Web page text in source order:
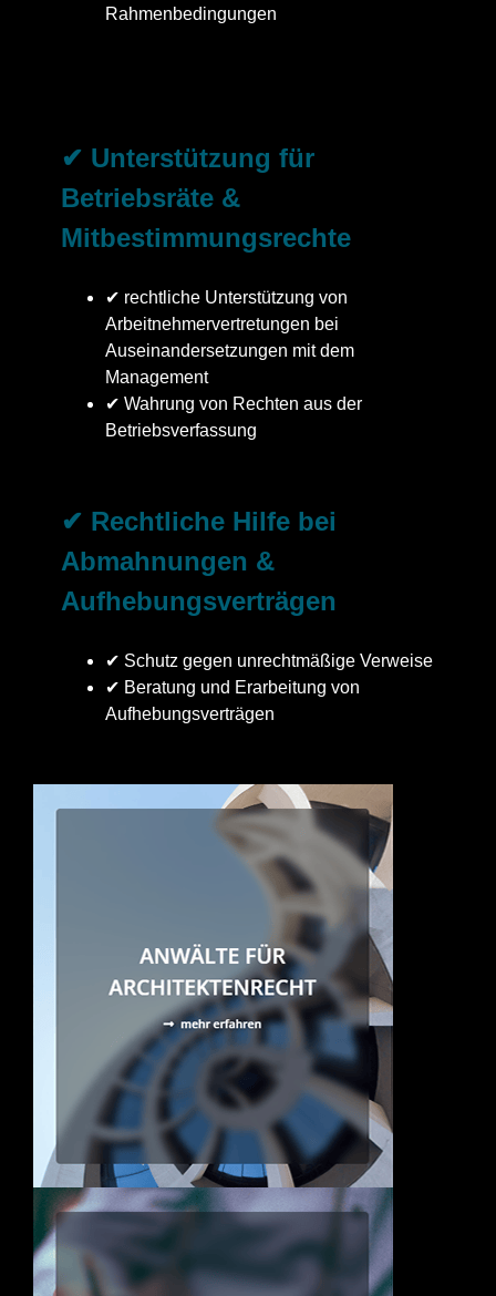
Rahmenbedingungen
✔ Unterstützung für
Betriebsräte &
Mitbestimmungsrechte
✔ rechtliche Unterstützung von
Arbeitnehmervertretungen bei
Auseinandersetzungen mit dem
Management
✔ Wahrung von Rechten aus der
Betriebsverfassung
✔ Rechtliche Hilfe bei
Abmahnungen &
Aufhebungsverträgen
✔ Schutz gegen unrechtmäßige Verweise
✔ Beratung und Erarbeitung von
Aufhebungsverträgen